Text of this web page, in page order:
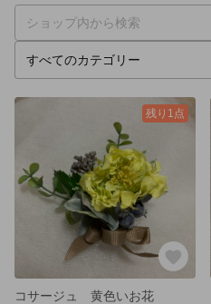
残り1点
コサージュ 黄色いお花